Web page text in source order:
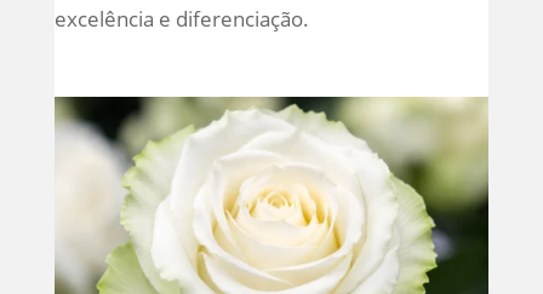
excelência e diferenciação.